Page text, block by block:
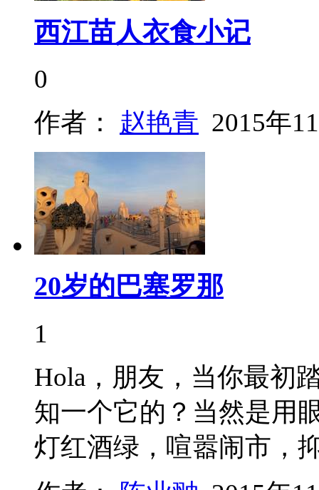
西江苗人衣食小记
0
作者： 赵艳青 2015年
20岁的巴塞罗那
1
Hola，朋友，当你最初
知一个它的？当然是用
灯红酒绿，喧嚣闹市